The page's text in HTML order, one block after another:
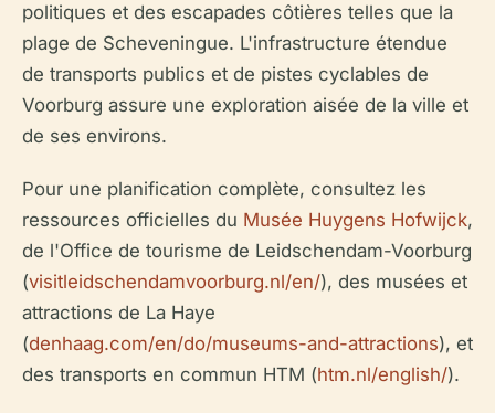
politiques et des escapades côtières telles que la
plage de Scheveningue. L'infrastructure étendue
de transports publics et de pistes cyclables de
Voorburg assure une exploration aisée de la ville et
de ses environs.
Pour une planification complète, consultez les
ressources officielles du Musée Huygens Hofwijck,
de l'Office de tourisme de Leidschendam-Voorburg
(visitleidschendamvoorburg.nl/en/), des musées et
attractions de La Haye
(denhaag.com/en/do/museums-and-attractions), et
des transports en commun HTM (htm.nl/english/).